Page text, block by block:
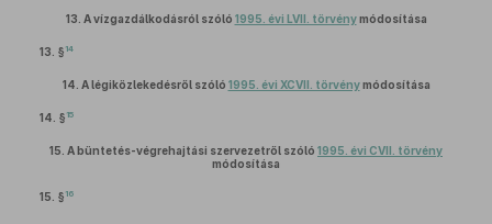
13. A vízgazdálkodásról szóló 1995. évi LVII. törvénymódosítása
13. § 14
14. A légiközlekedésről szóló 1995. évi XCVII. törvénymódosítása
14. § 15
15. A büntetés-végrehajtási szervezetről szóló 1995. évi CVII. törvény
módosítása
15. § 16